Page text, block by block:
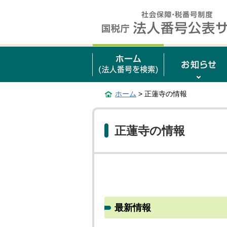
ホーム > 正蓮寺の情報
正蓮寺の情報
最新情報